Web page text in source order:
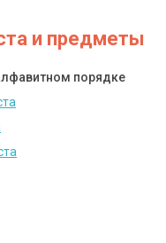
и предметы
порядке